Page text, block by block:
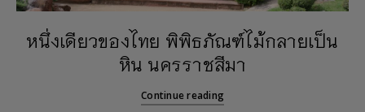
หนึ่งเดียวของไทย พิพิธภัณฑ์ไม้กลายเป็น
หิน นครราชสีมา
Continue reading